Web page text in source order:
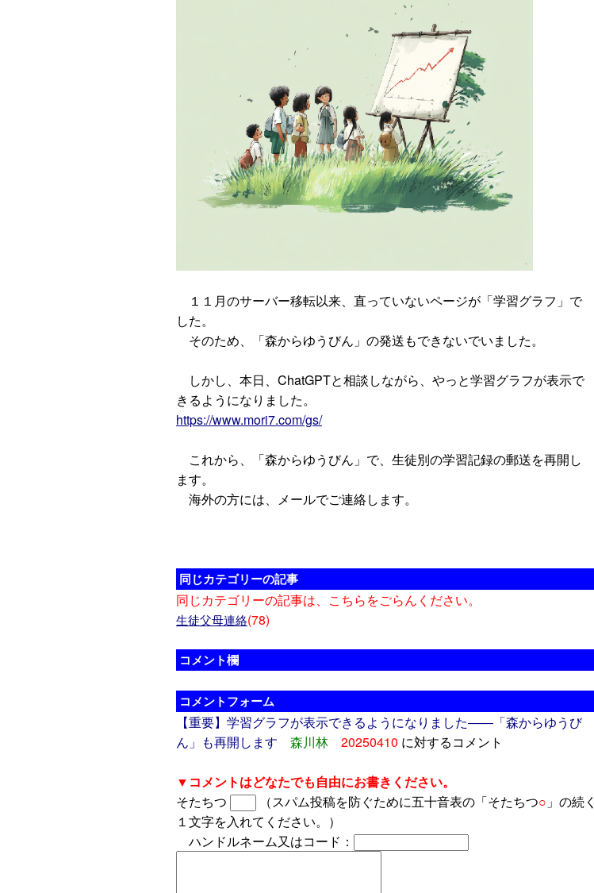
１１月のサーバー移転以来、直っていないページが「学習グラフ」で
した。
そのため、「森からゆうびん」の発送もできないでいました。
しかし、本日、ChatGPTと相談しながら、やっと学習グラフが表示で
きるようになりました。
https://www.mori7.com/gs/
これから、「森からゆうびん」で、生徒別の学習記録の郵送を再開し
ます。
海外の方には、メールでご連絡します。
同じカテゴリーの記事
同じカテゴリーの記事は、こちらをごらんください。
生徒父母連絡(78)
コメント欄
コメントフォーム
【重要】学習グラフが表示できるようになりました――「森からゆうび
ん」も再開します
森川林 20250410 に対するコメント
▼コメントはどなたでも自由にお書きください。
そたちつ
（スパム投稿を防ぐために五十音表の「そたちつ○ 」の続く
１文字を入れてください。）
ハンドルネーム又はコード：